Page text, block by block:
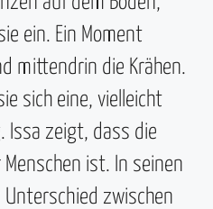
ein. Ein Moment
mittendrin die Krähen.
sich eine, vielleicht
Issa zeigt, dass die
ist. In seinen
zwischen